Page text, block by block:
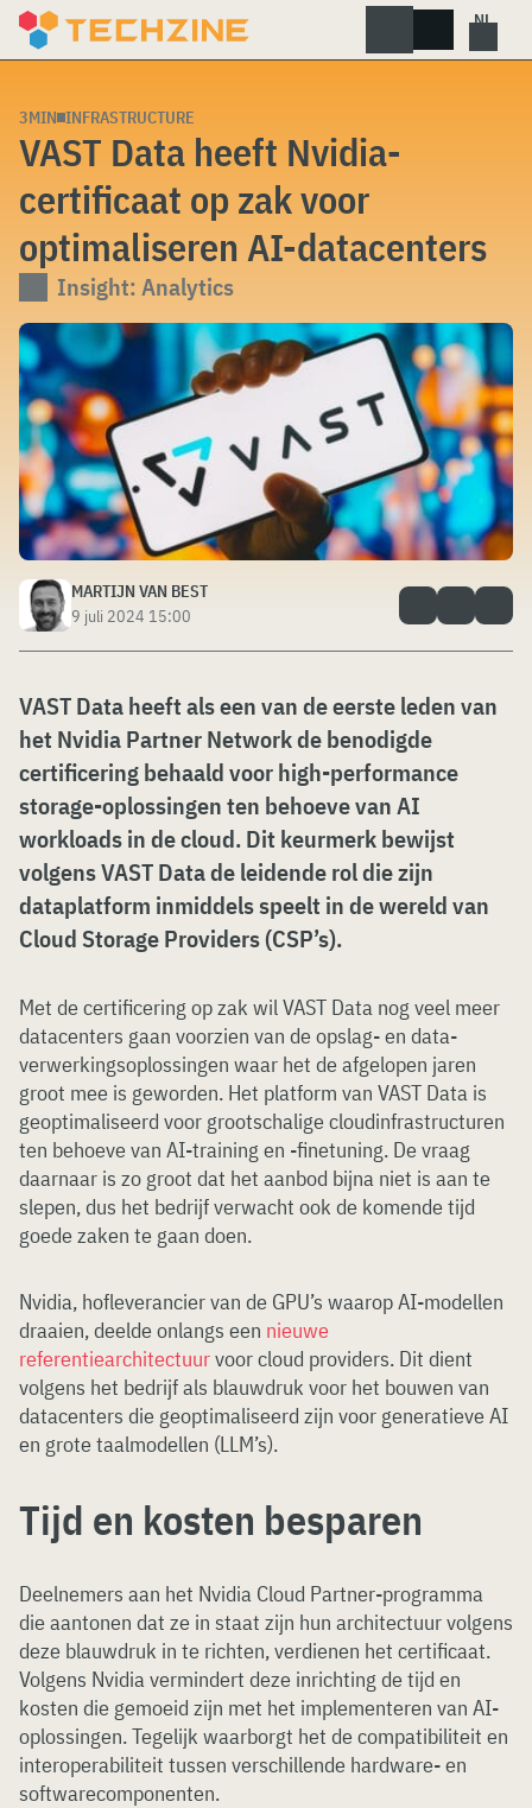
Skip
3MIN INFRASTRUCTURE
VAST Data heeft Nvidia-
certificaat op zak voor
optimaliseren AI-datacenters
Insight: Analytics
MARTIJN VAN BEST
9 juli 2024 15:00
VAST Data heeft als een van de eerste leden van
het Nvidia Partner Network de benodigde
certificering behaald voor high-performance
storage-oplossingen ten behoeve van AI
workloads in de cloud. Dit keurmerk bewijst
volgens VAST Data de leidende rol die zijn
dataplatform inmiddels speelt in de wereld van
Cloud Storage Providers (CSP’s).
Met de certificering op zak wil VAST Data nog veel meer
datacenters gaan voorzien van de opslag- en data-
verwerkingsoplossingen waar het de afgelopen jaren
groot mee is geworden. Het platform van VAST Data is
geoptimaliseerd voor grootschalige cloudinfrastructuren
ten behoeve van AI-training en -finetuning. De vraag
daarnaar is zo groot dat het aanbod bijna niet is aan te
slepen, dus het bedrijf verwacht ook de komende tijd
goede zaken te gaan doen.
Nvidia, hofleverancier van de GPU’s waarop AI-modellen
draaien, deelde onlangs een nieuwe
referentiearchitectuurvoor cloud providers. Dit dient
volgens het bedrijf als blauwdruk voor het bouwen van
datacenters die geoptimaliseerd zijn voor generatieve AI
en grote taalmodellen (LLM’s).
Tijd en kosten besparen
Deelnemers aan het Nvidia Cloud Partner-programma
die aantonen dat ze in staat zijn hun architectuur volgens
deze blauwdruk in te richten, verdienen het certificaat.
Volgens Nvidia vermindert deze inrichting de tijd en
kosten die gemoeid zijn met het implementeren van AI-
oplossingen. Tegelijk waarborgt het de compatibiliteit en
interoperabiliteit tussen verschillende hardware- en
softwarecomponenten.